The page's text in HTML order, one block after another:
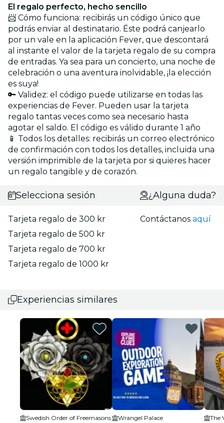
El regalo perfecto, hecho sencillo
📨 Cómo funciona: recibirás un código único que
podrás enviar al destinatario. Éste podrá canjearlo
por un vale en la aplicación Fever, que descontará
al instante el valor de la tarjeta regalo de su compra
de entradas. Ya sea para un concierto, una noche de
celebración o una aventura inolvidable, ¡la elección
es suya!
🔑 Validez: el código puede utilizarse en todas las
experiencias de Fever. Pueden usar la tarjeta
regalo tantas veces como sea necesario hasta
agotar el saldo. El código es válido durante 1 año
📱 Todos los detalles: recibirás un correo electrónico
de confirmación con todos los detalles, incluida una
versión imprimible de la tarjeta por si quieres hacer
un regalo tangible y de corazón.
Selecciona sesión
Tarjeta regalo de 300 kr
Tarjeta regalo de 500 kr
Tarjeta regalo de 700 kr
Tarjeta regalo de 1000 kr
¿Alguna duda?
Contáctanosaquí
Experiencias similares
Swedish Order of Freemasons
Wrangel Palace
The